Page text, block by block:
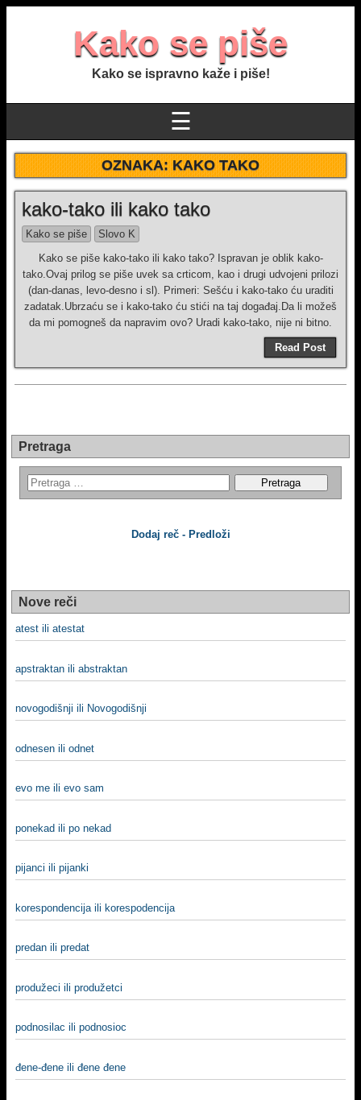
Kako se piše
Kako se ispravno kaže i piše!
☰
OZNAKA:KAKO TAKO
kako-tako ili kako tako
Kako se piše
Slovo K
Kako se piše kako-tako ili kako tako? Ispravan je oblik kako-
tako.Ovaj prilog se piše uvek sa crticom, kao i drugi udvojeni prilozi
(dan-danas, levo-desno i sl). Primeri: Sešću i kako-tako ću uraditi
zadatak.Ubrzaću se i kako-tako ću stići na taj događaj.Da li možeš
da mi pomogneš da napravim ovo? Uradi kako-tako, nije ni bitno.
Read Post
Pretraga
Dodaj reč - Predloži
Nove reči
atest ili atestat
apstraktan ili abstraktan
novogodišnji ili Novogodišnji
odnesen ili odnet
evo me ili evo sam
ponekad ili po nekad
pijanci ili pijanki
korespondencija ili korespodencija
predan ili predat
produžeci ili produžetci
podnosilac ili podnosioc
đene-đene ili đene đene